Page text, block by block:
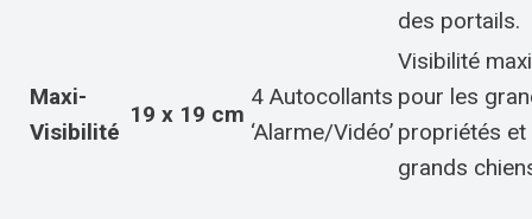
des portails.
Maxi-
Visibilité
19 x 19 cm
4 Autocollants
‘Alarme/Vidéo’
Visibilité
pour les
propriétés et
grands